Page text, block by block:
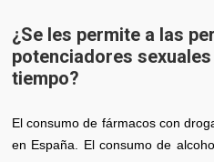
¿Se les permite a las
potenciadores
tiempo?
El consumo de fármacos con
en España. El consumo de